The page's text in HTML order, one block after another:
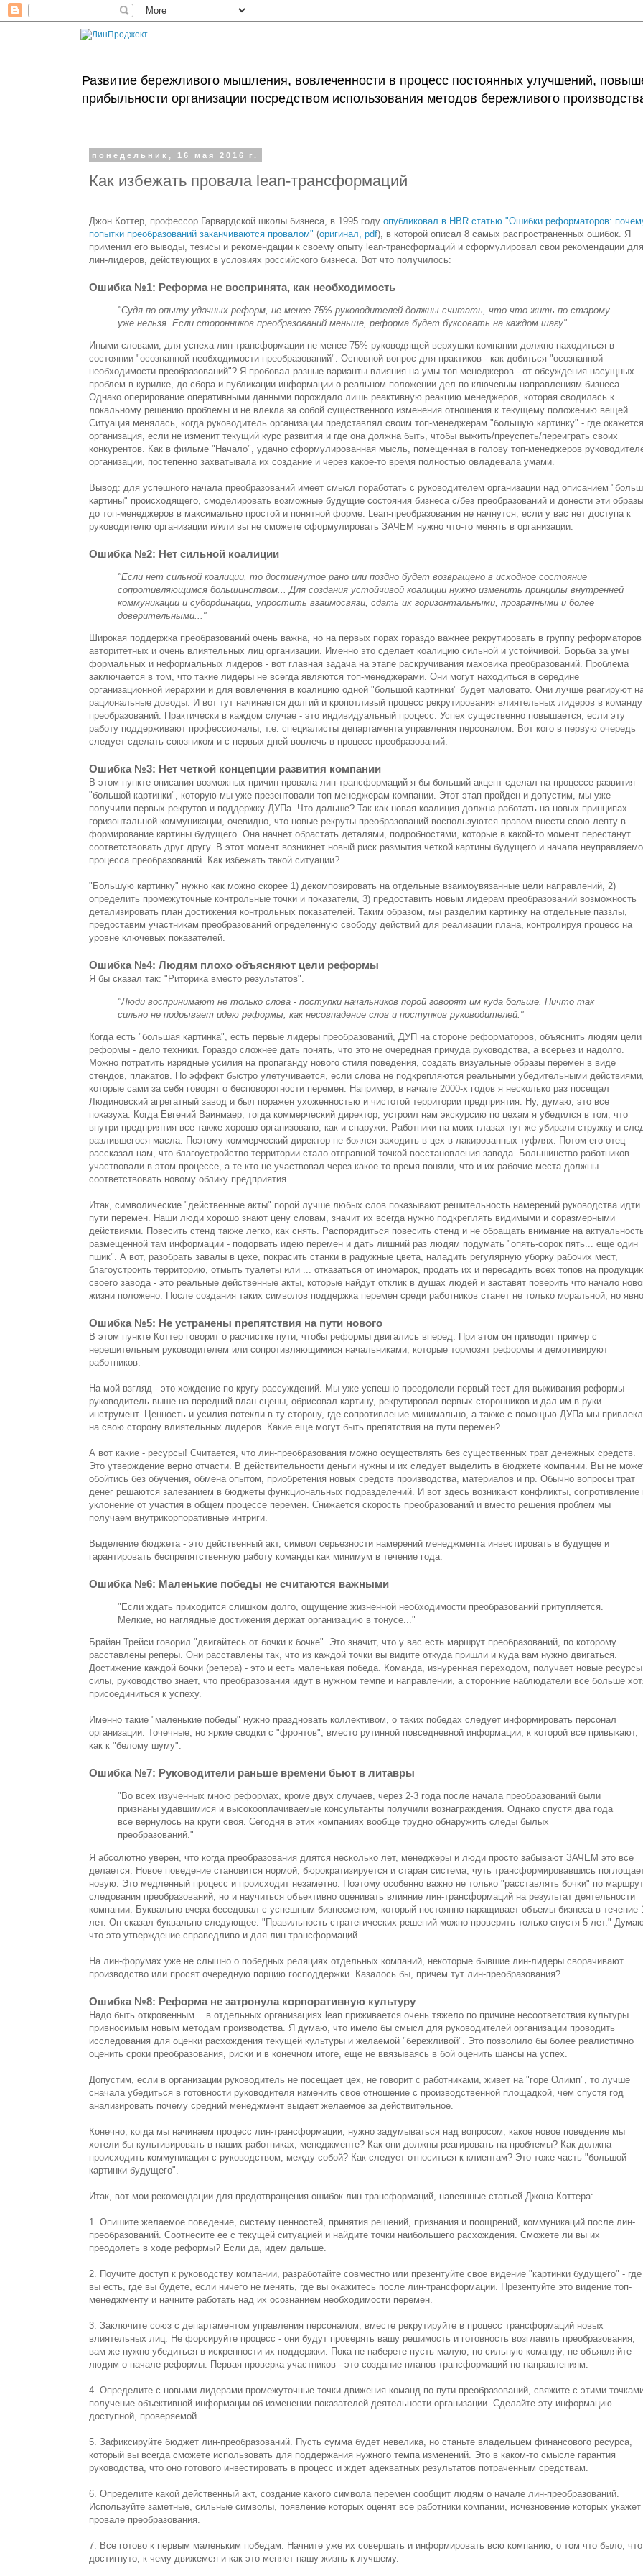
Развитие бережливого мышления, вовлеченности в процесс постоянных улучшений,
прибыльности организации посредством использования методов бережливого
понедельник, 16 мая 2016 г.
Как избежать провала lean-трансформаций
Джон Коттер, профессор Гарвардской школы бизнеса, в 1995 году опубликовал в HBR статью "Ошибки реформаторов:
попытки преобразований заканчиваются провалом" (оригинал, pdf), в которой описал 8 самых распространенных ошибок. Я
применил его выводы, тезисы и рекомендации к своему опыту lean-трансформаций и сформулировал свои рекомендации для
лин-лидеров, действующих в условиях российского бизнеса. Вот что получилось:
Ошибка №1: Реформа не воспринята, как необходимость
"Судя по опыту удачных реформ, не менее 75% руководителей должны считать, что что жить по старому
уже нельзя. Если сторонников преобразований меньше, реформа будет буксовать на каждом шагу".
Иными словами, для успеха лин-трансформации не менее 75% руководящей верхушки компании должно находиться в
состоянии "осознанной необходимости преобразований". Основной вопрос для практиков - как добиться "осознанной
необходимости преобразований"? Я пробовал разные варианты влияния на умы топ-менеджеров - от обсуждения насущных
проблем в курилке, до сбора и публикации информации о реальном положении дел по ключевым направлениям бизнеса.
Однако оперирование оперативными данными порождало лишь реактивную реакцию менеджеров, которая сводилась к
локальному решению проблемы и не влекла за собой существенного изменения отношения к текущему положению вещей.
Ситуация менялась, когда руководитель организации представлял своим топ-менеджерам "большую картинку" - где окажется
организация, если не изменит текущий курс развития и где она должна быть, чтобы выжить/преуспеть/переиграть своих
конкурентов. Как в фильме "Начало", удачно сформулированная мысль, помещенная в голову топ-менеджеров
организации, постепенно захватывала их создание и через какое-то время полностью овладевала умами.
Вывод: для успешного начала преобразований имеет смысл поработать с руководителем организации над описанием
картины" происходящего, смоделировать возможные будущие состояния бизнеса с/без преобразований и донести эти образы
до топ-менеджеров в максимально простой и понятной форме. Lean-преобразования не начнутся, если у вас нет доступа к
руководителю организации и/или вы не сможете сформулировать ЗАЧЕМ нужно что-то менять в организации.
Ошибка №2: Нет сильной коалиции
"Если нет сильной коалиции, то достигнутое рано или поздно будет возвращено в исходное состояние
сопротивляющимся большинством... Для создания устойчивой коалиции нужно изменить принципы внутренней
коммуникации и субординации, упростить взаимосвязи, сдать их горизонтальными, прозрачными и более
доверительными..."
Широкая поддержка преобразований очень важна, но на первых порах гораздо важнее рекрутировать в группу реформаторов
авторитетных и очень влиятельных лиц организации. Именно это сделает коалицию сильной и устойчивой. Борьба за умы
формальных и неформальных лидеров - вот главная задача на этапе раскручивания маховика преобразований. Проблема
заключается в том, что такие лидеры не всегда являются топ-менеджерами. Они могут находиться в середине
организационной иерархии и для вовлечения в коалицию одной "большой картинки" будет маловато. Они лучше реагируют
рациональные доводы. И вот тут начинается долгий и кропотливый процесс рекрутирования влиятельных лидеров в команду
преобразований. Практически в каждом случае - это индивидуальный процесс. Успех существенно повышается, если эту
работу поддерживают профессионалы, т.е. специалисты департамента управления персоналом. Вот кого в первую очередь
следует сделать союзником и с первых дней вовлечь в процесс преобразований.
Ошибка №3: Нет четкой концепции развития компании
В этом пункте описания возможных причин провала лин-трансформаций я бы больший акцент сделал на процессе развития
"большой картинки", которую мы уже презентовали топ-менеджерам компании. Этот этап пройден и допустим, мы уже
получили первых рекрутов и поддержку ДУПа. Что дальше? Так как новая коалиция должна работать на новых принципах
горизонтальной коммуникации, очевидно, что новые рекруты преобразований воспользуются правом внести свою лепту в
формирование картины будущего. Она начнет обрастать деталями, подробностями, которые в какой-то момент перестанут
соответствовать друг другу. В этот момент возникнет новый риск размытия четкой картины будущего и начала
процесса преобразований. Как избежать такой ситуации?
"Большую картинку" нужно как можно скорее 1) декомпозировать на отдельные взаимоувязанные цели направлений, 2)
определить промежуточные контрольные точки и показатели, 3) предоставить новым лидерам преобразований возможность
детализировать план достижения контрольных показателей. Таким образом, мы разделим картинку на отдельные паззлы,
предоставим участникам преобразований определенную свободу действий для реализации плана, контролируя процесс на
уровне ключевых показателей.
Ошибка №4: Людям плохо объясняют цели реформы
Я бы сказал так: "Риторика вместо результатов".
"Люди воспринимают не только слова - поступки начальников порой говорят им куда больше. Ничто так
сильно не подрывает идею реформы, как несовпадение слов и поступков руководителей."
Когда есть "большая картинка", есть первые лидеры преобразований, ДУП на стороне реформаторов, объяснить людям цели
реформы - дело техники. Гораздо сложнее дать понять, что это не очередная причуда руководства, а всерьез и надолго.
Можно потратить изрядные усилия на пропаганду нового стиля поведения, создать визуальные образы перемен в виде
стендов, плакатов. Но эффект быстро улетучивается, если слова не подкрепляются реальными убедительными
которые сами за себя говорят о бесповоротности перемен. Например, в начале 2000-х годов я несколько раз посещал
Людиновский агрегатный завод и был поражен ухоженностью и чистотой территории предприятия. Ну, думаю, это все
показуха. Когда Евгений Ваинмаер, тогда коммерческий директор, устроил нам экскурсию по цехам я убедился в том, что
внутри предприятия все также хорошо организовано, как и снаружи. Работники на моих глазах тут же убирали стружку и
разлившегося масла. Поэтому коммерческий директор не боялся заходить в цех в лакированных туфлях. Потом его отец
рассказал нам, что благоустройство территории стало отправной точкой восстановления завода. Большинство работников
участвовали в этом процессе, а те кто не участвовал через какое-то время поняли, что и их рабочие места должны
соответствовать новому облику предприятия.
Итак, символические "действенные акты" порой лучше любых слов показывают решительность намерений руководства идти
пути перемен. Наши люди хорошо знают цену словам, значит их всегда нужно подкреплять видимыми и соразмерными
действиями. Повесить стенд также легко, как снять. Распорядиться повесить стенд и не обращать внимание на
размещенной там информации - подорвать идею перемен и дать лишний раз людям подумать "опять-сорок пять... еще один
пшик". А вот, разобрать завалы в цехе, покрасить станки в радужные цвета, наладить регулярную уборку рабочих мест,
благоустроить территорию, отмыть туалеты или ... отказаться от иномарок, продать их и пересадить всех топов на
своего завода - это реальные действенные акты, которые найдут отклик в душах людей и заставят поверить что начало
жизни положено. После создания таких символов поддержка перемен среди работников станет не только моральной, но
Ошибка №5: Не устранены препятствия на пути нового
В этом пункте Коттер говорит о расчистке пути, чтобы реформы двигались вперед. При этом он приводит пример с
нерешительным руководителем или сопротивляющимися начальниками, которые тормозят реформы и демотивируют
работников.
На мой взгляд - это хождение по кругу рассуждений. Мы уже успешно преодолели первый тест для выживания реформы -
руководитель выше на передний план сцены, обрисовал картину, рекрутировал первых сторонников и дал им в руки
инструмент. Ценность и усилия потекли в ту сторону, где сопротивление минимально, а также с помощью ДУПа мы
на свою сторону влиятельных лидеров. Какие еще могут быть препятствия на пути перемен?
А вот какие - ресурсы! Считается, что лин-преобразования можно осуществлять без существенных трат денежных средств.
Это утверждение верно отчасти. В действительности деньги нужны и их следует выделить в бюджете компании. Вы не
обойтись без обучения, обмена опытом, приобретения новых средств производства, материалов и пр. Обычно вопросы трат
денег решаются залезанием в бюджеты функциональных подразделений. И вот здесь возникают конфликты, сопротивление
уклонение от участия в общем процессе перемен. Снижается скорость преобразований и вместо решения проблем мы
получаем внутрикорпоративные интриги.
Выделение бюджета - это действенный акт, символ серьезности намерений менеджмента инвестировать в будущее и
гарантировать беспрепятственную работу команды как минимум в течение года.
Ошибка №6: Маленькие победы не считаются важными
"Если ждать приходится слишком долго, ощущение жизненной необходимости преобразований притупляется.
Мелкие, но наглядные достижения держат организацию в тонусе..."
Брайан Трейси говорил "двигайтесь от бочки к бочке". Это значит, что у вас есть маршрут преобразований, по которому
расставлены реперы. Они расставлены так, что из каждой точки вы видите откуда пришли и куда вам нужно двигаться.
Достижение каждой бочки (репера) - это и есть маленькая победа. Команда, изнуренная переходом, получает новые
силы, руководство знает, что преобразования идут в нужном темпе и направлении, а сторонние наблюдатели все больше
присоединиться к успеху.
Именно такие "маленькие победы" нужно праздновать коллективом, о таких победах следует информировать персонал
организации. Точечные, но яркие сводки с "фронтов", вместо рутинной повседневной информации, к которой все привыкают,
как к "белому шуму".
Ошибка №7: Руководители раньше времени бьют в литавры
"Во всех изученных мною реформах, кроме двух случаев, через 2-3 года после начала преобразований были
признаны удавшимися и высокооплачиваемые консультанты получили вознаграждения. Однако спустя два года
все вернулось на круги своя. Сегодня в этих компаниях вообще трудно обнаружить следы былых
преобразований."
Я абсолютно уверен, что когда преобразования длятся несколько лет, менеджеры и люди просто забывают ЗАЧЕМ это все
делается. Новое поведение становится нормой, бюрократизируется и старая система, чуть трансформировавшись
новую. Это медленный процесс и происходит незаметно. Поэтому особенно важно не только "расставлять бочки" по
следования преобразований, но и научиться объективно оценивать влияние лин-трансформаций на результат деятельности
компании. Буквально вчера беседовал с успешным бизнесменом, который постоянно наращивает объемы бизнеса в течение
лет. Он сказал буквально следующее: "Правильность стратегических решений можно проверить только спустя 5 лет."
что это утверждение справедливо и для лин-трансформаций.
На лин-форумах уже не слышно о победных реляциях отдельных компаний, некоторые бывшие лин-лидеры сворачивают
производство или просят очередную порцию господдержки. Казалось бы, причем тут лин-преобразования?
Ошибка №8: Реформа не затронула корпоративную культуру
Надо быть откровенным... в отдельных организациях lean приживается очень тяжело по причине несоответствия культуры
привносимым новым методам производства. Я думаю, что имело бы смысл для руководителей организации проводить
исследования для оценки расхождения текущей культуры и желаемой "бережливой". Это позволило бы более реалистично
оценить сроки преобразования, риски и в конечном итоге, еще не ввязываясь в бой оценить шансы на успех.
Допустим, если в организации руководитель не посещает цех, не говорит с работниками, живет на "горе Олимп", то лучше
сначала убедиться в готовности руководителя изменить свое отношение с производственной площадкой, чем спустя год
анализировать почему средний менеджмент выдает желаемое за действительное.
Конечно, когда мы начинаем процесс лин-трансформации, нужно задумываться над вопросом, какое новое поведение мы
хотели бы культивировать в наших работниках, менеджменте? Как они должны реагировать на проблемы? Как должна
происходить коммуникация с руководством, между собой? Как следует относиться к клиентам? Это тоже часть "большой
картинки будущего".
Итак, вот мои рекомендации для предотвращения ошибок лин-трансформаций, навеянные статьей Джона Коттера:
1. Опишите желаемое поведение, систему ценностей, принятия решений, признания и поощрений, коммуникаций после лин-
преобразований. Соотнесите ее с текущей ситуацией и найдите точки наибольшего расхождения. Сможете ли вы их
преодолеть в ходе реформы? Если да, идем дальше.
2. Поучите доступ к руководству компании, разработайте совместно или презентуйте свое видение "картинки будущего" - где
вы есть, где вы будете, если ничего не менять, где вы окажитесь после лин-трансформации. Презентуйте это видение топ-
менеджменту и начните работать над их осознанием необходимости перемен.
3. Заключите союз с департаментом управления персоналом, вместе рекрутируйте в процесс трансформаций новых
влиятельных лиц. Не форсируйте процесс - они будут проверять вашу решимость и готовность возглавить преобразования,
вам же нужно убедиться в искренности их поддержки. Пока не наберете пусть малую, но сильную команду, не объявляйте
людям о начале реформы. Первая проверка участников - это создание планов трансформаций по направлениям.
4. Определите с новыми лидерами промежуточные точки движения команд по пути преобразований, свяжите с этими
получение объективной информации об изменении показателей деятельности организации. Сделайте эту информацию
доступной, проверяемой.
5. Зафиксируйте бюджет лин-преобразований. Пусть сумма будет невелика, но станьте владельцем финансового ресурса,
который вы всегда сможете использовать для поддержания нужного темпа изменений. Это в каком-то смысле гарантия
руководства, что оно готового инвестировать в процесс и ждет адекватных результатов потраченным средствам.
6. Определите какой действенный акт, создание какого символа перемен сообщит людям о начале лин-преобразований.
Используйте заметные, сильные символы, появление которых оценят все работники компании, исчезновение которых укажет
провале преобразования.
7. Все готово к первым маленьким победам. Начните уже их совершать и информировать всю компанию, о том что было, что
достигнуто, к чему движемся и как это меняет нашу жизнь к лучшему.